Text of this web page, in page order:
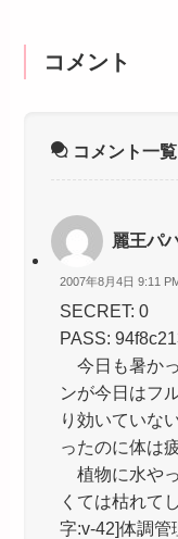
コメント
コメント一覧
麗王パ
2007年8月4日 9:11
SECRET: 0
PASS:
今日も暑か
ンが今日はフ
り効いていな
ったのに体は
植物に水や
くては枯れて
字:v-42]体調管